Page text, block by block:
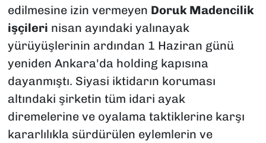
edilmesine izin vermeyen Doruk Madencilik
işçileri nisan ayındaki yalınayak
yürüyüşlerinin ardından 1 Haziran günü
yeniden Ankara'da holding kapısına
dayanmıştı. Siyasi iktidarın koruması
altındaki şirketin tüm idari ayak
diremelerine ve oyalama taktiklerine karşı
kararlılıkla sürdürülen eylemlerin ve